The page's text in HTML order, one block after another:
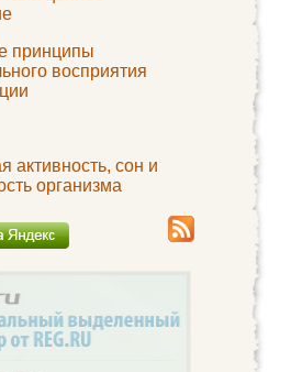
принципы
восприятия
активность, сон и
организма